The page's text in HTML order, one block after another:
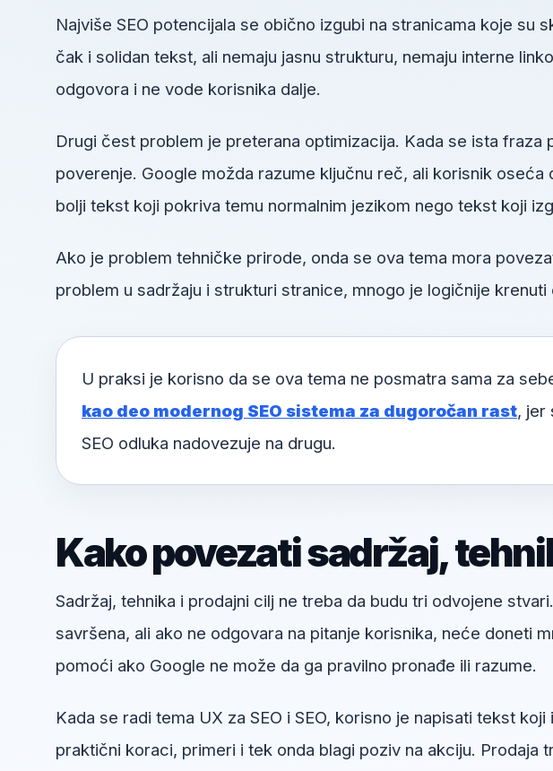
Najviše SEO potencijala se obično izgubi na stranicama koje su
čak i solidan tekst, ali nemaju jasnu strukturu, nemaju interne
odgovora i ne vode korisnika dalje.
Drugi čest problem je preterana optimizacija. Kada se ista fraza
poverenje. Google možda razume ključnu reč, ali korisnik oseća
bolji tekst koji pokriva temu normalnim jezikom nego tekst koji
Ako je problem tehničke prirode, onda se ova tema mora
problem u sadržaju i strukturi stranice, mnogo je logičnije krenuti
U praksi je korisno da se ova tema ne posmatra sama za
kao deo modernog SEO sistema za dugoročan rast, jer
SEO odluka nadovezuje na drugu.
Kako povezati sadržaj,
Sadržaj, tehnika i prodajni cilj ne treba da budu tri odvojene
savršena, ali ako ne odgovara na pitanje korisnika, neće doneti
pomoći ako Google ne može da ga pravilno pronađe ili razume.
Kada se radi tema UX za SEO i SEO, korisno je napisati tekst
praktični koraci, primeri i tek onda blagi poziv na akciju. Prodaja